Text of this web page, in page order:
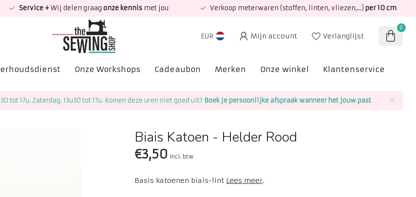
Service +Wij delen graag onze kennis met jou Verkoop meterwaren (stoffen, linten, vliezen,...) per 10 cm
EUR Mijn account Verlanglijst
0
Onze Workshops Cadeaubon Merken Onze winkel Klantenservice
tot 17u. Zaterdag: 13u30 tot 17u. Komen deze uren niet goed uit? Boek je persoonlijke afspraak wanneer het jouw past
Biais Katoen - Helder Rood
€3,50 Incl. btw
Basis katoenen biais-lint Lees meer.